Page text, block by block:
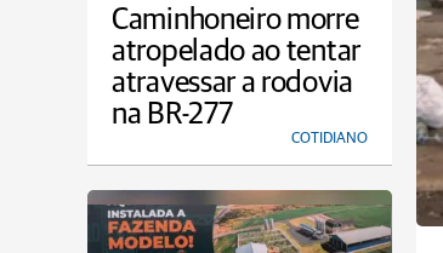
Caminhoneiro morre
atropelado ao tentar
atravessar a rodovia
na BR-277
COTIDIANO